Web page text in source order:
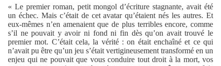
« Le premier roman, petit mongol d’écriture stagnante, avait été
un échec. Mais c’était de cet avatar qu’étaient nés les autres. Et
eux-mêmes n’en amenaient que de plus terribles encore, comme
s’il ne pouvait y avoir ni fond ni fin dès qu’on avait trouvé le
premier mot. C’était cela, la vérité : on était enchaîné et ce qui
n’avait pu être qu’un jeu s’était vertigineusement transformé en un
enjeu qui ne pouvait que vous conduire tout droit à la mort, vos